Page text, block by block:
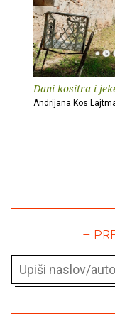
Dani kositra i
Andrijana Kos
–